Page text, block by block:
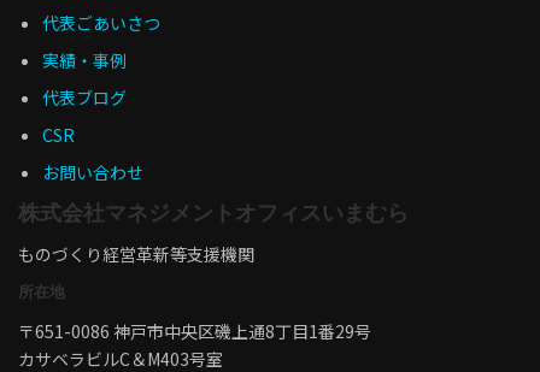
代表ごあいさつ
実績・事例
代表ブログ
CSR
お問い合わせ
株式会社マネジメントオフィスいまむら
ものづくり経営革新等支援機関
所在地
〒651-0086 神戸市中央区磯上通8丁目1番29号
カサベラビルC＆M403号室